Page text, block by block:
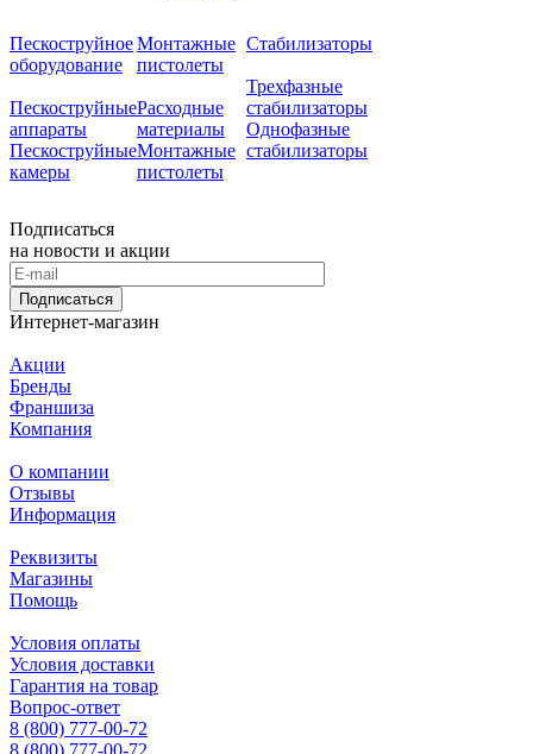
Пескоструйное
оборудование
Пескоструйные
аппараты
Пескоструйные
камеры
Монтажные
пистолеты
Расходные
материалы
Монтажные
пистолеты
Стабилизаторы
Трехфазные
стабилизаторы
Однофазные
стабилизаторы
Подписаться
на новости и акции
Подписаться
Интернет-магазин
Акции
Бренды
Франшиза
Компания
О компании
Отзывы
Информация
Реквизиты
Магазины
Помощь
Условия оплаты
Условия доставки
Гарантия на товар
Вопрос-ответ
8 (800) 777-00-72
8 (800) 777-00-72